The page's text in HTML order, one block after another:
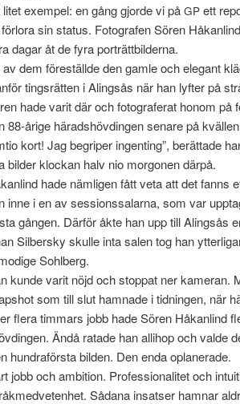
litet exem­pel: en gång gjorde vi påGP ett
sin sta­tus. Fotografen Sören
dagar åt de fyra porträt­tbilderna.
av dem föreställde den gamle och ele­gant
tingsrät­ten i Alingsås när han lyfter på
hade varit där och fotograferat honom på
88-årige härad­shövdin­gen senare på
kort! Jag begriper ingent­ing”, berät­tade
bilder klockan halv nio mor­gonen därpå.
hade näm­li­gen fått veta att det fanns
inne i en av ses­sion­ssalarna, som var
gån­gen. Där­för åkte han upp till Alingsås
Sil­ber­sky skulle inta salen tog han
Sohlberg.
kunde varit nöjd och stop­pat ner kam­eran.
som till slut ham­nade i tid­nin­gen, när
flera tim­mars jobb hade Sören Håkan­lind
Ändå ratade han alli­hop och valde
hun­draförsta bilden. Den enda oplan­er­ade.
jobb och ambi­tion. Pro­fes­sion­alitet och
Sådana insatser ham­nar